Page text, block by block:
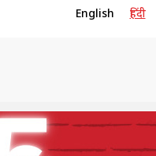
English हिंदी